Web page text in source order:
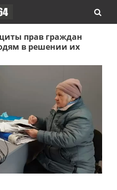
прав граждан
в решении их